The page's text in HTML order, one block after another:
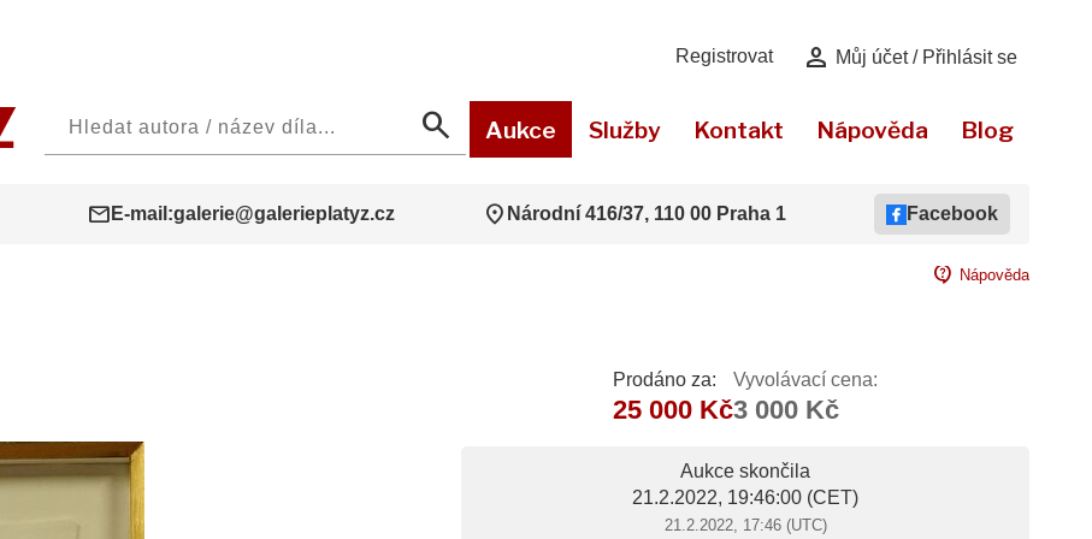
Registrovat person Můj účet / Přihlásit se
search Aukce Služby Kontakt Nápověda Blog
mail E-mail:galerie@galerieplatyz.cz location_on Národní 416/37, 110 00 Praha 1 Facebook
contact_support Nápověda
Prodáno za:
25 000 Kč
Vyvolávací cena:
3 000 Kč
Aukce skončila
21.2.2022, 19:46:00 (CET)
21.2.2022, 17:46 (UTC)